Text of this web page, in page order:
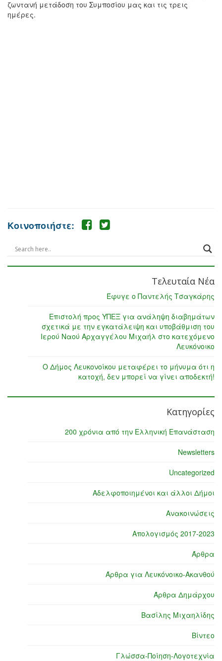
ζωντανή μετάδοση του Συμποσίου μας και τις τρεις
ημέρες.
Κοινοποιήστε:
Τελευταία Νέα
Έφυγε ο Παντελής Τσαγκάρης
Επιστολή προς ΥΠΕΞ για ανάληψη διαβημάτων
σχετικά με την εγκατάλειψη και υποβάθμιση του
Ιερού Ναού Αρχαγγέλου Μιχαήλ στο κατεχόμενο
Λευκόνοικο
Ο Δήμος Λευκονοίκου μεταφέρει το μήνυμα ότι η
κατοχή, δεν μπορεί να γίνει αποδεκτή!
Κατηγορίες
200 χρόνια από την Ελληνική Επανάσταση
Newsletters
Uncategorized
Αδελφοποιημένοι και άλλοι Δήμοι
Ανακοινώσεις
Απολογισμός 2017-2023
Άρθρα
Άρθρα για Λευκόνοικο-Ακανθού
Άρθρα Δημάρχου
Βασίλης Μιχαηλίδης
Βίντεο
Γλώσσα-Ποίηση-Λογοτεχνία